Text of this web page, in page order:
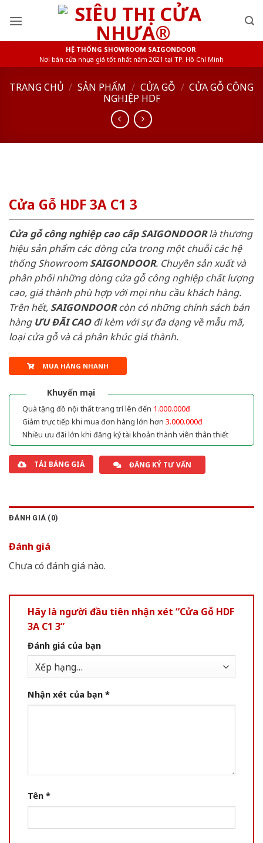
HỆ THỐNG SHOWROOM SAIGONDOOR
Nơi bán cửa nhựa giá tốt nhất năm 2021 tại TP. Hồ Chí Minh
TRANG CHỦ / SẢN PHẨM / CỬA GỖ / CỬA GỖ CÔNG
NGHIỆP HDF
Cửa Gỗ HDF 3A C1 3
Cửa gỗ công nghiệp cao cấp SAIGONDOORlà thương
hiệu sản phẩm các dòng cửa trong một chuỗi các hệ
thống ShowroomSAIGONDOOR. Chuyên sản xuất và
phân phối những dòng cửa gỗ công nghiệp chất lượng
cao, giá thành phù hợp với mọi nhu cầu khách hàng.
Trên hết, SAIGONDOORcòn có những chính sách bán
hàng ƯU ĐÃI CAOđi kèm với sự đa dạng về mẫu mã,
loại cửa gỗ và cả phân khúc giá thành.
MUA HÀNG NHANH
Khuyến mại
Quà tặng đồ nội thất trang trí lên đến 1.000.000đ
Giảm trực tiếp khi mua đơn hàng lớn hơn 3.000.000đ
Nhiều ưu đãi lớn khi đăng ký tài khoản thành viên thân thiết
TẢI BẢNG GIÁ ĐĂNG KÝ TƯ VẤN
ĐÁNH GIÁ (0)
Đánh giá
Chưa có đánh giá nào.
Hãy là người đầu tiên nhận xét “Cửa Gỗ HDF
3A C1 3”
Đánh giá của bạn
Nhận xét của bạn *
Tên *